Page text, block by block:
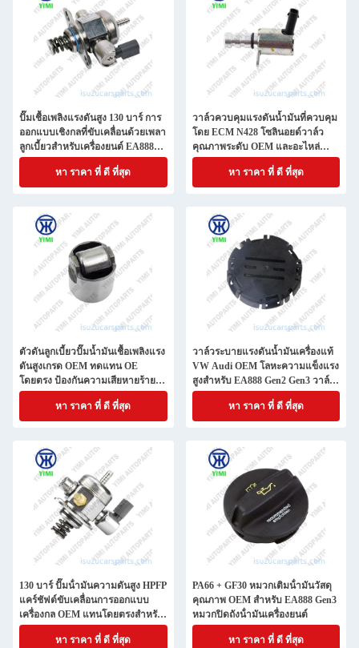
ปั๊มเชื้อเพลิงแรงดันสูง 130 บาร์ การ
ออกแบบเชิงกลที่ขับเคลื่อนด้วยเพลา
ลูกเบี้ยวสำหรับเครื่องยนต์ EA888
Gen 2
หา ราคา ที่ ดี ที่สุด
วาล์วควบคุมแรงดันน้ำมันที่ควบคุม
โดย ECM N428 โซลินอยด์วาล์ว
คุณภาพระดับ OEM และอะไหล่
ทดแทนตรงรุ่น OE
หา ราคา ที่ ดี ที่สุด
ตัวดันลูกเบี้ยวปั๊มน้ำมันเชื้อเพลิงแรง
ดันสูงเกรด OEM ทดแทน OE
โดยตรง ป้องกันความเสียหายร้าย
แรงต่อเครื่องยนต์สำหรับ VW/Audi
หา ราคา ที่ ดี ที่สุด
วาล์วระบายแรงดันน้ำมันเครื่องแท้
VW Audi OEM โลหะความแข็งแรง
สูงสำหรับ EA888 Gen2 Gen3 วาล์ว
กันกลับ
หา ราคา ที่ ดี ที่สุด
130 บาร์ ปั๊มน้ํามันความดันสูง HPFP
แคร์ชัฟต์ขับเคลื่อนการออกแบบ
เครื่องกล OEM แทนโดยตรงสําหรับ
VW / Audi 2.0T FSI
หา ราคา ที่ ดี ที่สุด
PA66 + GF30 หมวกเติมน้ํามันวัสดุ
คุณภาพ OEM สําหรับ EA888 Gen3
หมวกปิดถังน้ํามันเครื่องยนต์
หา ราคา ที่ ดี ที่สุด